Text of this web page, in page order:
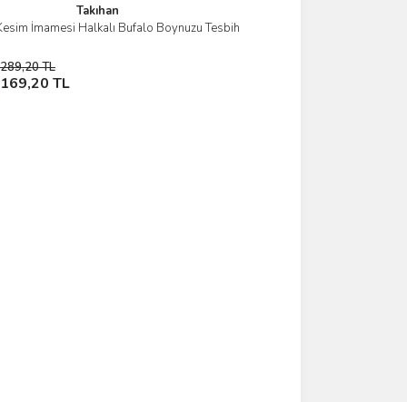
Takıhan
Kesim İmamesi Halkalı Bufalo Boynuzu Tesbih
289,20 TL
169,20 TL
İncele